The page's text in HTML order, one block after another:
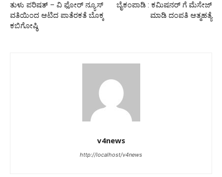
ತುಳು ಪರಿಷತ್ – ವಿ ಫೋರ್ ನ್ಯೂಸ್
ವತಿಯಿಂದ ಆಟಿದ ಪಾತೆರಕತೆ ಬೊಕ್ಕ
ಕಬಿಗೋಷ್ಠಿ
ಬೈಕಂಪಾಡಿ : ಕಮಿಷನರ್ ಗೆ ಮೆಸೇಜ್‌
ಮಾಡಿ ದಂಪತಿ ಆತ್ಮಹತ್ಯೆ
v4news
http://localhost/v4news